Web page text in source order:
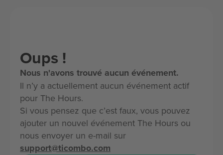
Oups !
Nous n'avons trouvé aucun événement.
Il n’y a actuellement aucun événement actif
pour The Hours.
Si vous pensez que c’est faux, vous pouvez
ajouter un nouvel événement The Hours ou
nous envoyer un e-mail sur
support@ticombo.com